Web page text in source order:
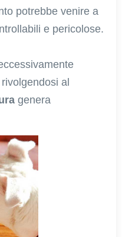
potrebbe venire a
e pericolose.
al
genera